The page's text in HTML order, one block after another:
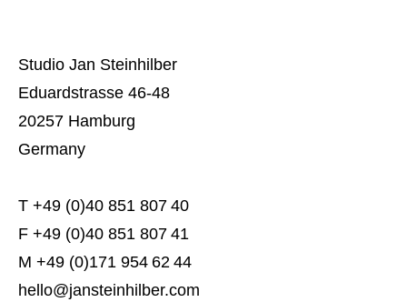
Studio Jan Steinhilber
Eduardstrasse 46-48
20257 Hamburg
Germany
T +49 (0)40 851 807 40
F +49 (0)40 851 807 41
M +49 (0)171 954 62 44
hello@jansteinhilber.com